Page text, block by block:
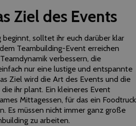
Ziel des Events
solltet ihr euch darüber klar
Teambuilding-Event erreichen
verbessern, die
nur eine lustige und entspannte
Ziel wird die Art des Events und die
ihr plant. Ein kleineres Event
Mittagessen, für das ein Foodtruck
Es müssen nicht immer ganz große
zu arbeiten.